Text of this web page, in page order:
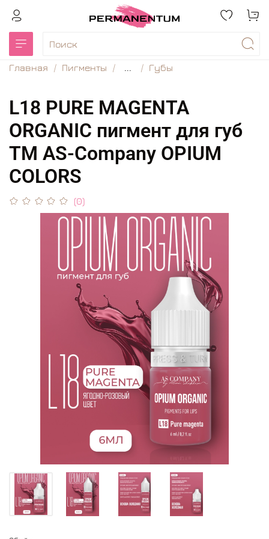
Главная Пигменты ... Губы
L18 PURE MAGENTA
ORGANIC пигмент для губ
TM AS-Company OPIUM
COLORS
(0)